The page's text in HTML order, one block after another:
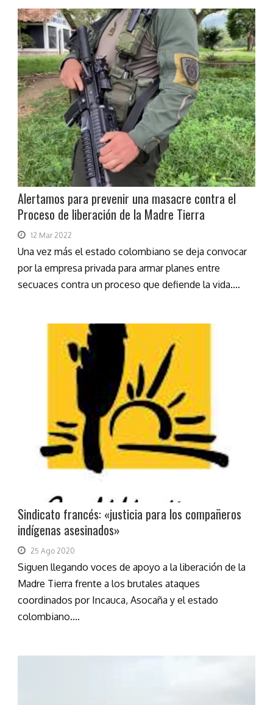
Alertamos para prevenir una masacre contra el
Proceso de liberación de la Madre Tierra
12 Mar 2022
Una vez más el estado colombiano se deja convocar
por la empresa privada para armar planes entre
secuaces contra un proceso que defiende la vida....
Sindicato francés: «justicia para los compañeros
indígenas asesinados»
25 Ago 2020
Siguen llegando voces de apoyo a la liberación de la
Madre Tierra frente a los brutales ataques
coordinados por Incauca, Asocaña y el estado
colombiano....